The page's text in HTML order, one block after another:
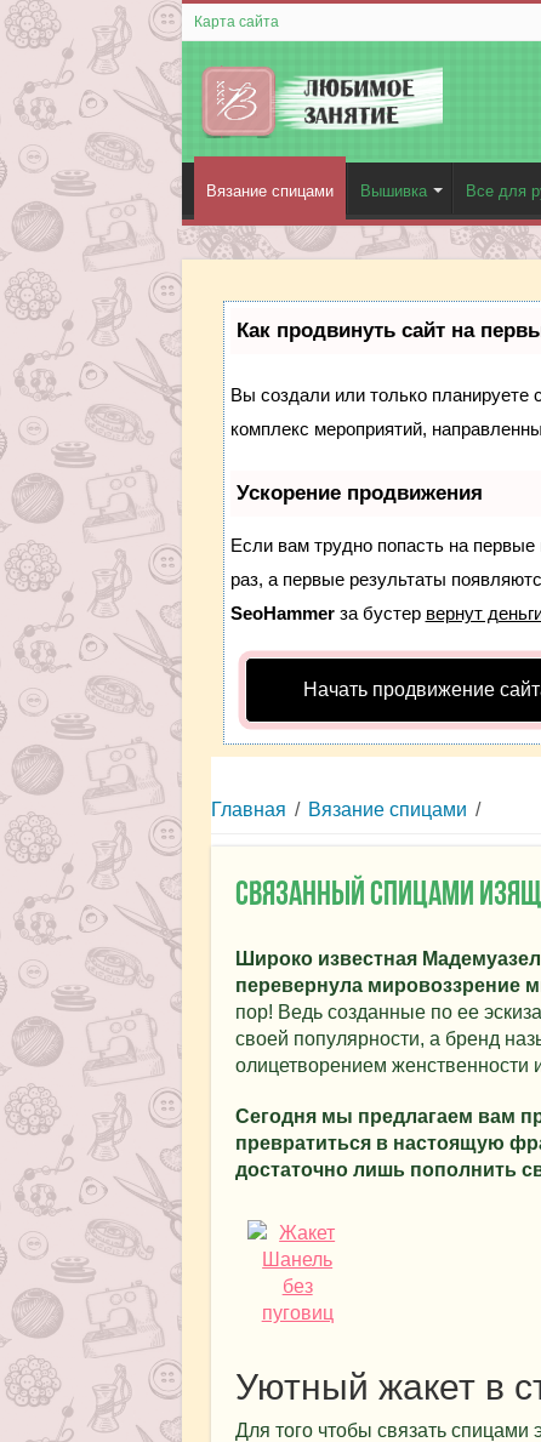
Карта сайта
Вязание спицами Вышивка Все для
Как продвинуть сайт на
Вы создали или только планируете
комплекс мероприятий,
Ускорение продвижения
Если вам трудно попасть на
раз, а первые результаты
SeoHammerза бустер вернут
Начать продвижение
Главная / Вязание спицами /
Связанный спицами
Широко известная
перевернула мировоззрение
пор! Ведь созданные по ее
своей популярности, а бренд
олицетворением женственности
Сегодня мы предлагаем вам
превратиться в настоящую
достаточно лишь пополнить
Уютный жакет в
Для того чтобы связать